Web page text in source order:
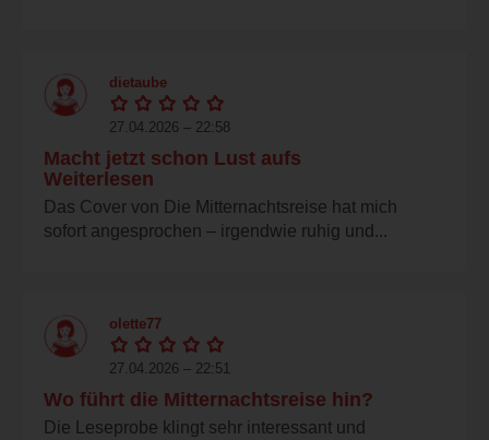
dietaube
27.04.2026 – 22:58
Macht jetzt schon Lust aufs
Weiterlesen
Das Cover von Die Mitternachtsreise hat mich
sofort angesprochen – irgendwie ruhig und...
olette77
27.04.2026 – 22:51
Wo führt die Mitternachtsreise hin?
Die Leseprobe klingt sehr interessant und